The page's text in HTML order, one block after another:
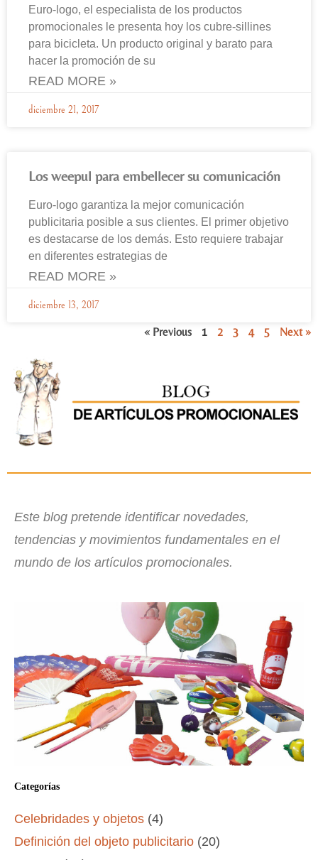
Euro-logo, el especialista de los productos
promocionales le presenta hoy los cubre-sillines
para bicicleta. Un producto original y barato para
hacer la promoción de su
READ MORE »
diciembre 21, 2017
Los weepul para embellecer su comunicación
Euro-logo garantiza la mejor comunicación
publicitaria posible a sus clientes. El primer objetivo
es destacarse de los demás. Esto requiere trabajar
en diferentes estrategias de
READ MORE »
diciembre 13, 2017
« Previous 1 2 3 4 5 Next »
Este blog pretende identificar novedades,
tendencias y movimientos fundamentales en el
mundo de los artículos promocionales.
Categorías
Celebridades y objetos (4)
Definición del objeto publicitario (20)